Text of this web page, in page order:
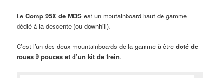
LeComp 95X de MBS est un moutainboard haut de gamme
dédié à la descente (ou downhill).
C’est l’un des deux mountainboards de la gamme à êtredoté de
roues 9 pouces et d’un kit de frein.